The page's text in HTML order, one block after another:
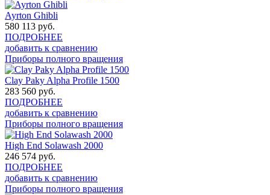
Ayrton Ghibli
580 113 руб.
ПОДРОБНЕЕ
добавить к сравнению
Приборы полного вращения
Clay Paky Alpha Profile 1500
283 560 руб.
ПОДРОБНЕЕ
добавить к сравнению
Приборы полного вращения
High End Solawash 2000
246 574 руб.
ПОДРОБНЕЕ
добавить к сравнению
Приборы полного вращения